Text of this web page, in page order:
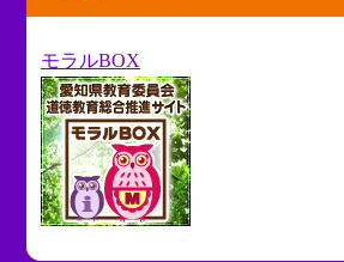
モラルBOX